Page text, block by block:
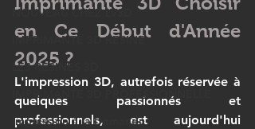
NOUVEAU CHEZ LV3D
IMPRIMANTE 3D RESINE
LES RESINES 3D
IMPRIMANTE 3D PROFESSIONNELLE
Impression à la Demande
en Ce Début d'Année
2025 ?
L'impression 3D, autrefois réservée à
quelques passionnés et
professionnels, est aujourd'hui